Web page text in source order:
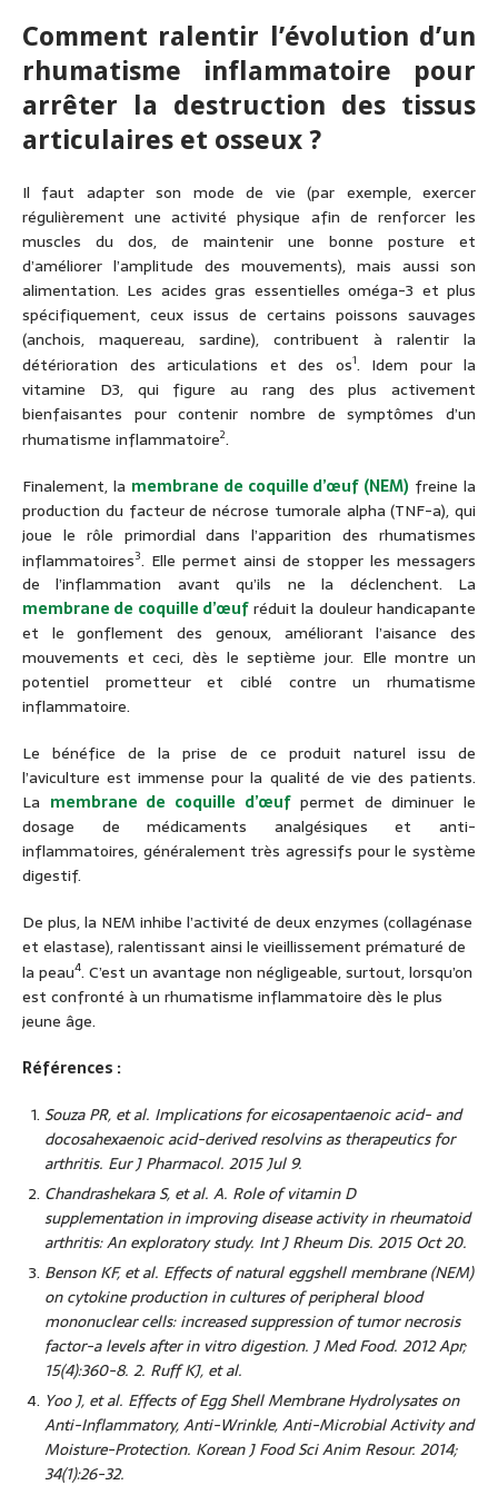
Comment ralentir l’évolution d’un
rhumatisme inflammatoire pour
arrêter la destruction des tissus
articulaires et osseux ?
Il faut adapter son mode de vie (par exemple, exercer
régulièrement une activité physique afin de renforcer les
muscles du dos, de maintenir une bonne posture et
d’améliorer l’amplitude des mouvements), mais aussi son
alimentation. Les acides gras essentielles oméga-3 et plus
spécifiquement, ceux issus de certains poissons sauvages
(anchois, maquereau, sardine), contribuent à ralentir la
détérioration des articulations et des os1. Idem pour la
vitamine D3, qui figure au rang des plus activement
bienfaisantes pour contenir nombre de symptômes d’un
rhumatisme inflammatoire2.
Finalement, la membrane de coquille d’œuf (NEM) freine la
production du facteur de nécrose tumorale alpha (TNF-a), qui
joue le rôle primordial dans l’apparition des rhumatismes
inflammatoires3. Elle permet ainsi de stopper les messagers
de l’inflammation avant qu’ils ne la déclenchent. La
membrane de coquille d’œufréduit la douleur handicapante
et le gonflement des genoux, améliorant l’aisance des
mouvements et ceci, dès le septième jour. Elle montre un
potentiel prometteur et ciblé contre un rhumatisme
inflammatoire.
Le bénéfice de la prise de ce produit naturel issu de
l’aviculture est immense pour la qualité de vie des patients.
La membrane de coquille d’œufpermet de diminuer le
dosage de médicaments analgésiques et anti-
inflammatoires, généralement très agressifs pour le système
digestif.
De plus, la NEM inhibe l’activité de deux enzymes (collagénase
et elastase), ralentissant ainsi le vieillissement prématuré de
la peau4. C’est un avantage non négligeable, surtout, lorsqu’on
est confronté à un rhumatisme inflammatoire dès le plus
jeune âge.
Références :
Souza PR, et al. Implications for eicosapentaenoic acid- and
docosahexaenoic acid-derived resolvins as therapeutics for
arthritis. Eur J Pharmacol. 2015 Jul 9.
Chandrashekara S, et al. A. Role of vitamin D
supplementation in improving disease activity in rheumatoid
arthritis: An exploratory study. Int J Rheum Dis. 2015 Oct 20.
Benson KF, et al. Effects of natural eggshell membrane (NEM)
on cytokine production in cultures of peripheral blood
mononuclear cells: increased suppression of tumor necrosis
factor-a levels after in vitro digestion. J Med Food. 2012 Apr;
15(4):360-8. 2. Ruff KJ, et al.
Yoo J, et al. Effects of Egg Shell Membrane Hydrolysates on
Anti-Inflammatory, Anti-Wrinkle, Anti-Microbial Activity and
Moisture-Protection. Korean J Food Sci Anim Resour. 2014;
34(1):26-32.